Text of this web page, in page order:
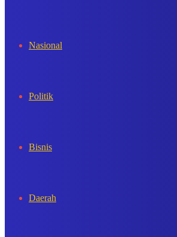
Nasional
Politik
Bisnis
Daerah